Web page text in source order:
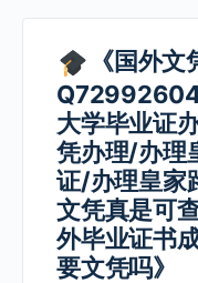
《国外
大学毕业证
凭办理/办理
证/办理皇家
文凭真是可
外毕业证书
要文凭吗》